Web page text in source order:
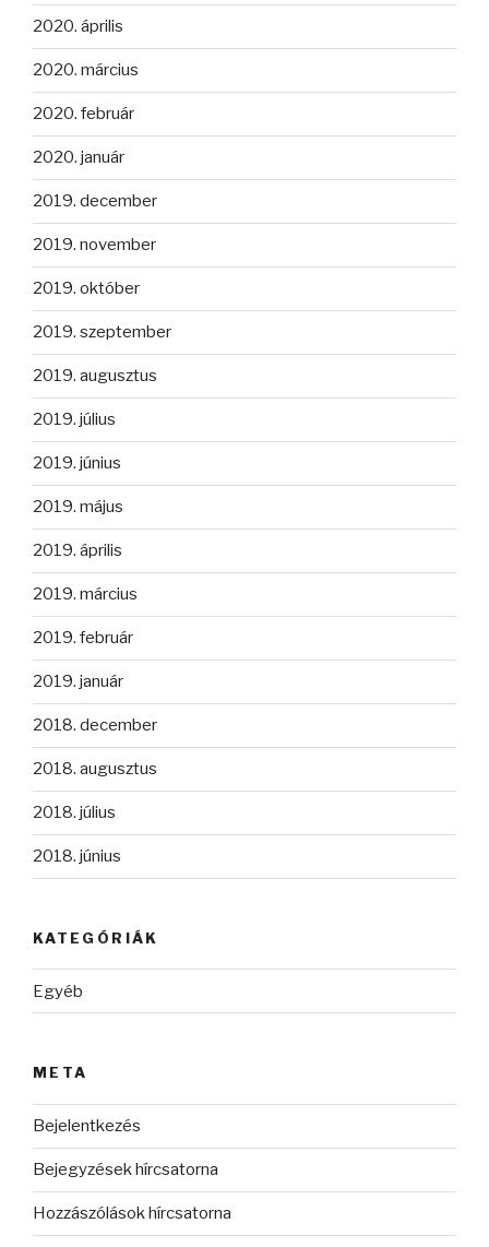
2020. április
2020. március
2020. február
2020. január
2019. december
2019. november
2019. október
2019. szeptember
2019. augusztus
2019. július
2019. június
2019. május
2019. április
2019. március
2019. február
2019. január
2018. december
2018. augusztus
2018. július
2018. június
KATEGÓRIÁK
Egyéb
META
Bejelentkezés
Bejegyzések hírcsatorna
Hozzászólások hírcsatorna